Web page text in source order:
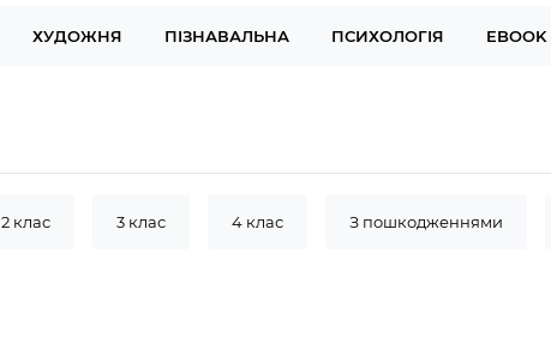
ХУДОЖНЯ ПІЗНАВАЛЬНА ПСИХОЛОГІЯ EBOOK
2 клас 3 клас 4 клас З пошкодженнями